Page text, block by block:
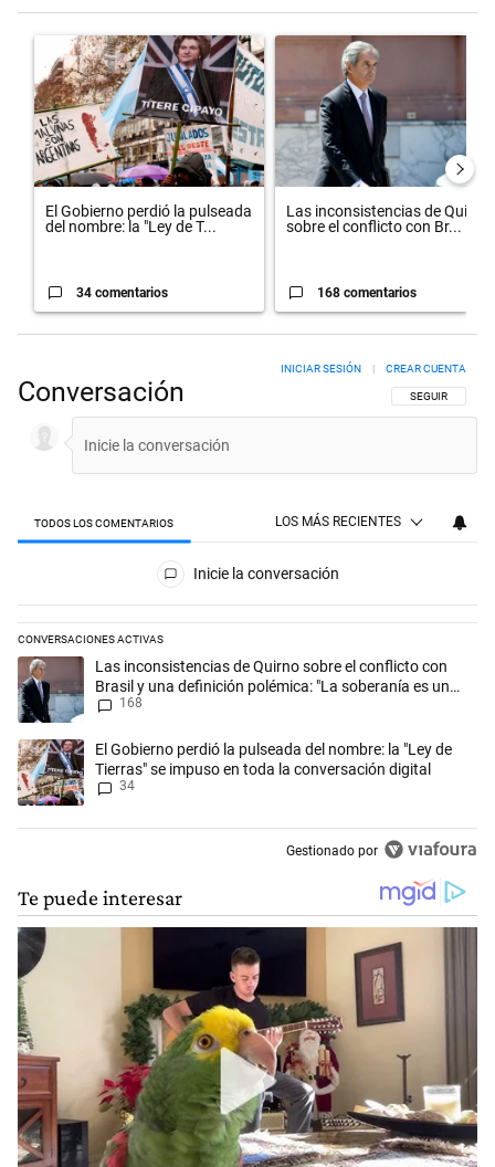
Un artículo de tendencia con el título "El Gobierno perdió la
El Gobierno perdió la pulseada
del nombre: la "Ley de T...
34 comentarios
Un artículo de tendencia con el
Las inconsistencias de Quirno
sobre el conflicto con Br...
168 comentarios
Conversación SIGA ESTA
SEGUIR
INICIAR SESIÓN CREAR CUENTA
TODOS LOS COMENTARIOS LOS MÁS RECIENTES
Todos los comentarios
Inicie la conversación
CONVERSACIONES ACTIVAS
Este listado muestra los artículos con más comentarios en los
Un artículo de tendencia con el título "Las inconsistencias de Quirno
Las inconsistencias de Quirno sobre el conflicto con
Brasil y una definición polémica: "La soberanía es un
concepto antiguo"
168
Un artículo de tendencia con el título "El Gobierno perdió la pulseada
El Gobierno perdió la pulseada del nombre: la "Ley de
Tierras" se impuso en toda la conversación digital
34
Gestionado por